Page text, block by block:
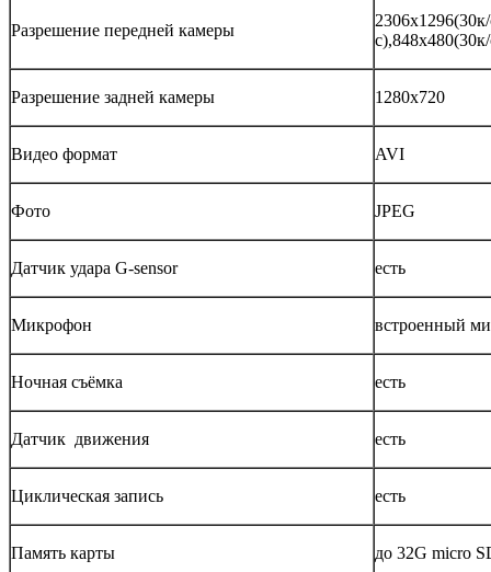
Разрешение передней камеры
с),
Разрешение задней камеры 1280х720
Видео формат AVI
Фото JPEG
Датчик удара G-sensor есть
Микрофон встроенный
Ночная съёмка есть
Датчик движения есть
Циклическая запись есть
Память карты до 32G micro